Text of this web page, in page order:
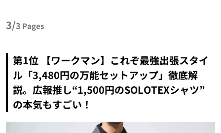
3/3 Pages
第1位 【ワークマン】これぞ最強出張スタイ
ル「3,480円の万能セットアップ」徹底解
説。広報推し“1,500円のSOLOTEXシャツ”
の本気もすごい！